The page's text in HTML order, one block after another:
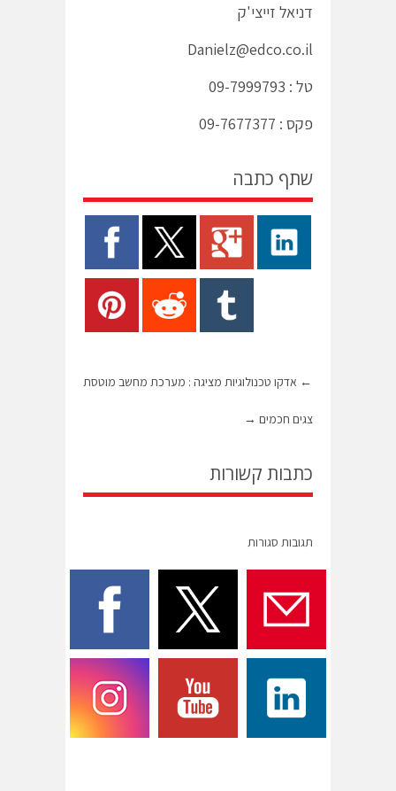
דניאל זייצי'ק
Danielz@edco.co.il
טל : 09-7999793
פקס : 09-7677377
שתף כתבה
← אדקו טכנולוגיות מציגה : מערכת מחשב מוטסת
צגים חכמים →
כתבות קשורות
תגובות סגורות